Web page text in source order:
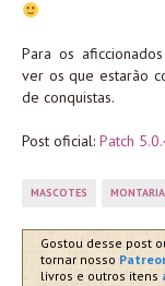
Para os
ver os que estarão
de conquistas.
Post oficial: Patch
MASCOTES
Gostou desse post
tornar nosso
livros e outros itens